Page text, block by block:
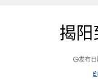
揭
发布